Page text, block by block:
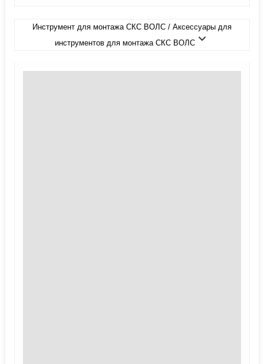
Инструмент для монтажа СКС ВОЛС / Аксессуары для
инструментов для монтажа СКС ВОЛС